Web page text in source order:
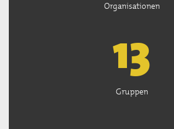
Organisationen
13
Gruppen